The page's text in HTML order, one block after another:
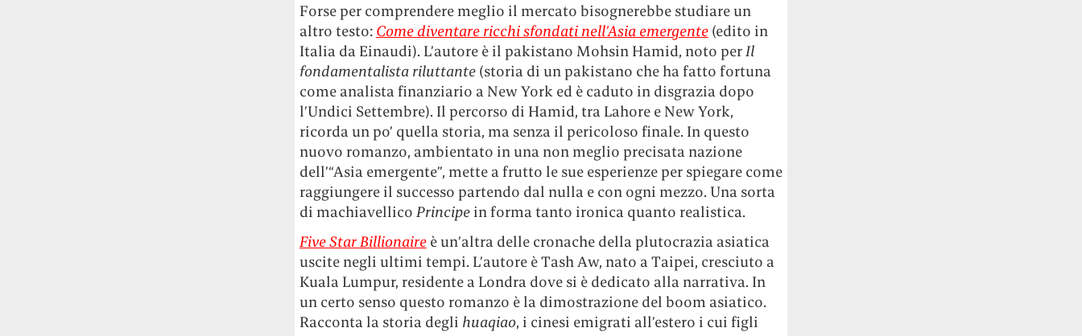
Forse per comprendere meglio il mercato bisognerebbe studiare un
altro testo: Come diventare ricchi sfondati nell’Asia emergente(edito in
Italia da Einaudi). L’autore è il pakistano Mohsin Hamid, noto perIl
fondamentalista riluttante (storia di un pakistano che ha fatto fortuna
come analista finanziario a New York ed è caduto in disgrazia dopo
l’Undici Settembre). Il percorso di Hamid, tra Lahore e New York,
ricorda un po’ quella storia, ma senza il pericoloso finale. In questo
nuovo romanzo, ambientato in una non meglio precisata nazione
dell’“Asia emergente”, mette a frutto le sue esperienze per spiegare come
raggiungere il successo partendo dal nulla e con ogni mezzo. Una sorta
di machiavellico Principein forma tanto ironica quanto realistica.
Five Star Billionaireè un’altra delle cronache della plutocrazia asiatica
uscite negli ultimi tempi. L’autore è Tash Aw, nato a Taipei, cresciuto a
Kuala Lumpur, residente a Londra dove si è dedicato alla narrativa. In
un certo senso questo romanzo è la dimostrazione del boom asiatico.
Racconta la storia degli huaqiao, i cinesi emigrati all’estero i cui figli